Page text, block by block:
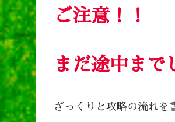
ご注意！！
まだ途中まで
ざっくりと攻略の流れを